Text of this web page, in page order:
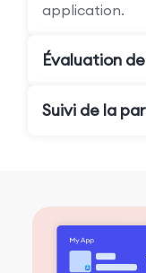
application.
Évaluation
Suivi de la